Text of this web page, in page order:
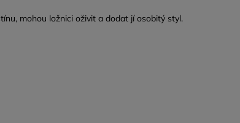
mohou ložnici oživit a dodat jí osobitý styl.